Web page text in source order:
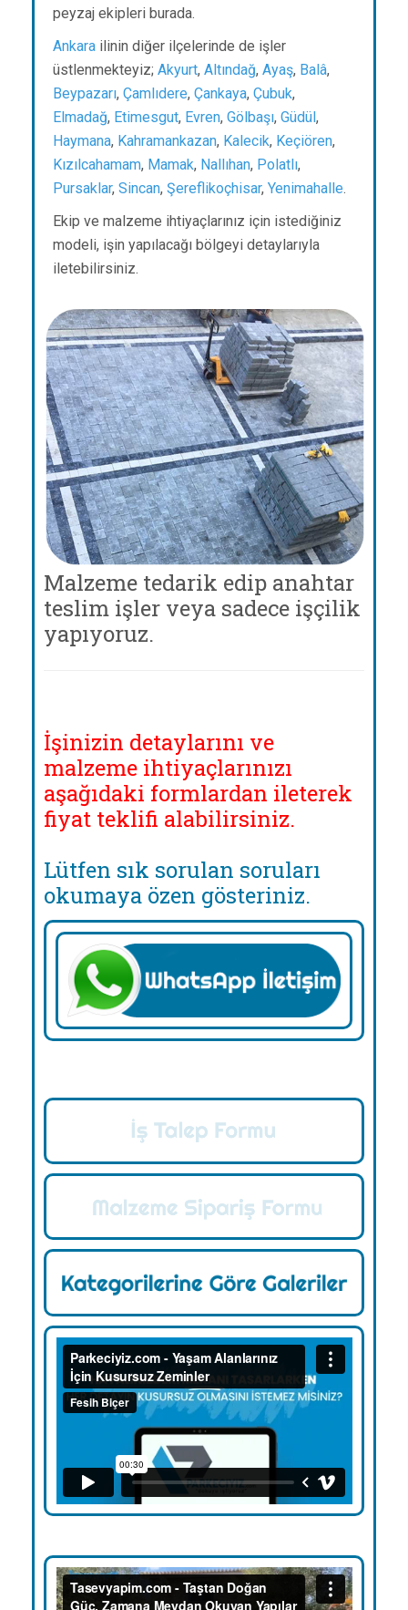
peyzaj ekipleri burada.
Ankara ilinin diğer ilçelerinde de işler
üstlenmekteyiz; Akyurt, Altındağ, Ayaş, Balâ,
Beypazarı, Çamlıdere, Çankaya, Çubuk,
Elmadağ, Etimesgut, Evren, Gölbaşı, Güdül ,
Haymana, Kahramankazan, Kalecik, Keçiören,
Kızılcahamam, Mamak, Nallıhan, Polatlı,
Pursaklar, Sincan, Şereflikoçhisar, Yenimahalle.
Ekip ve malzeme ihtiyaçlarınız için istediğiniz
modeli, işin yapılacağı bölgeyi detaylarıyla
iletebilirsiniz.
Malzeme tedarik edip anahtar
teslim işler veya sadece işçilik
yapıyoruz.
İşinizin detaylarını ve
malzeme ihtiyaçlarınızı
aşağıdaki formlardan ileterek
fiyat teklifi alabilirsiniz.
Lütfen sık sorulan soruları
okumaya özen gösteriniz.